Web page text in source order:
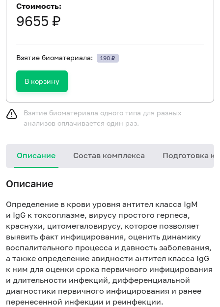
Стоимость:
9655 ₽
Взятие биоматериала: 190 ₽
В корзину
Взятие биоматериала одного типа для разных
анализов оплачивается один раз.
Описание Состав комплекса Подготовка к
Описание
Определение в крови уровня антител класса IgM
и IgG к токсоплазме, вирусу простого герпеса,
краснухи, цитомегаловирусу, которое позволяет
выявить факт инфицирования, оценить динамику
воспалительного процесса и давность заболевания,
а также определение авидности антител класса IgG
к ним для оценки срока первичного инфицирования
и длительности инфекций, дифференциальной
диагностики первичного инфицирования и ранее
перенесенной инфекции и реинфекции.